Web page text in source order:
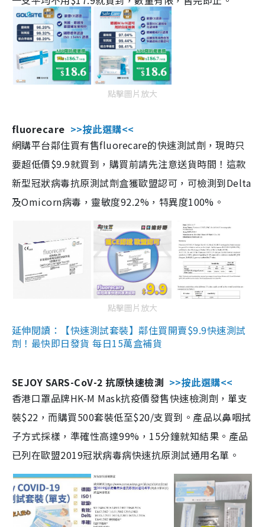
點擊圖片放大
fluorecare >>按此選購<<
網購平台鄰住買有售fluorecare的快速測試劑，現時只
要超低價$9.9就買到，購買前請先注意送貨時間！這款
新型冠狀病毒抗原測試劑盒獲歐盟認可，可檢測到Delta
及Omicorn病毒，靈敏度92.2%，特異度100%。
點擊圖片放大
延伸閱讀：【快速測試套裝】鄰住買開賣$9.9快速測試
劑！最快即日發貨 每日15萬盒補貨
SEJOY SARS-CoV-2 抗原快速檢測 >>按此選購<<
香港口罩品牌HK-M Mask抗疫價發售快速檢測劑，單支
裝$22，而購買500套裝低至$20/支買到。產品以鼻咽拭
子方式採樣，準確性高達99%，15分鐘就知結果。產品
已列在歐盟2019冠狀病毒病快速抗原測試通用名單。